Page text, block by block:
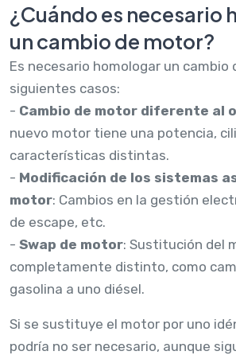
¿Cuándo es necesario
un cambio de motor?
Es necesario homologar un cambio
siguientes casos:
- Cambio de motor diferente al
nuevo motor tiene una potencia,
características distintas.
- Modificación de los sistemas
motor: Cambios en la gestión
de escape, etc.
- Swap de motor: Sustitución del
completamente distinto, como
gasolina a uno diésel.
Si se sustituye el motor por uno
podría no ser necesario, aunque